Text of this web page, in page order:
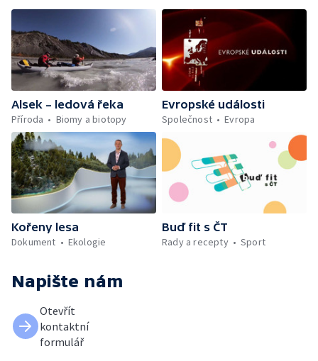
Alsek – ledová řeka
Příroda
Biomy a biotopy
Evropské události
Společnost
Evropa
Kořeny lesa
Dokument
Ekologie
Buď fit s ČT
Rady a recepty
Sport
Napište nám
Otevřít
kontaktní
formulář